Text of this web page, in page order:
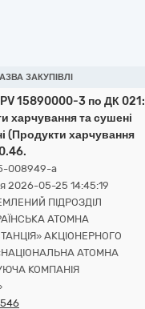
ЗАКУПІВЛІ
15890000-3 по ДК 021:
харчування та сушені
(Продукти харчування
008949-a
2026-05-25 14:45:19
ПІДРОЗДІЛ
АТОМНА
АКЦІОНЕРНОГО
АТОМНА
КОМПАНІЯ